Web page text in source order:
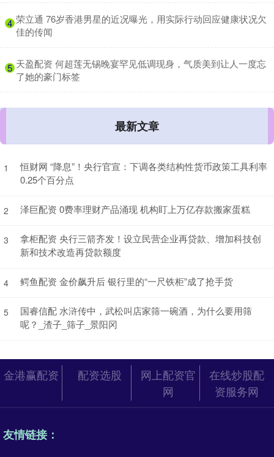
4 ​荣立通 76岁香港男星的近况曝光，用实际行动回应健康状况欠
佳的传闻
5 ​天盈配资 何超莲无锡晚宴罕见低调现身，气质美到让人一度忘
了她的豪门标签
最新文章
1
恒财网 “降息”！央行官宣：下调各类结构性货币政策工具利率
0.25个百分点
2 泽巨配资 0费率理财产品涌现 机构盯上万亿存款搬家蛋糕
3
拿柜配资 央行三箭齐发！设立民营企业再贷款、增加科技创
新和技术改造再贷款额度
4 鳄鱼配资 金价飙升后 银行里的“一尺铁柜”成了抢手货
5
国睿信配 水浒传中，武松叫店家筛一碗酒，为什么要用筛
呢？_渣子_筛子_景阳冈
金港赢配资 配资选股
网上配资官
网
在线炒股配
资服务网
友情链接：